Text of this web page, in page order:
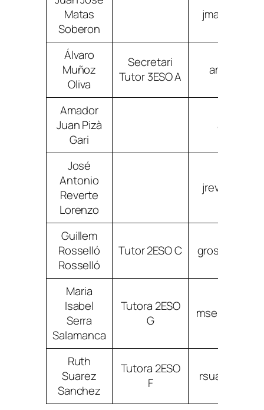
Matas
Soberon
Álvaro
Muñoz
Oliva
Secretari
Tutor 3ESO A
Amador
Juan Pizà
Gari
José
Antonio
Reverte
Lorenzo
Guillem
Rosselló
Rosselló
Tutor 2ESO C
Maria
Isabel
Serra
Salamanca
Tutora 2ESO
G
Ruth
Suarez
Sanchez
Tutora 2ESO
F